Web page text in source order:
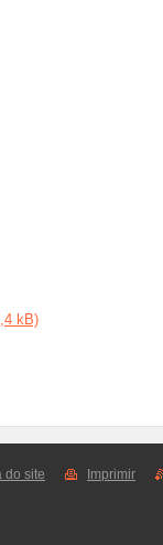
kB)
do site Imprimir